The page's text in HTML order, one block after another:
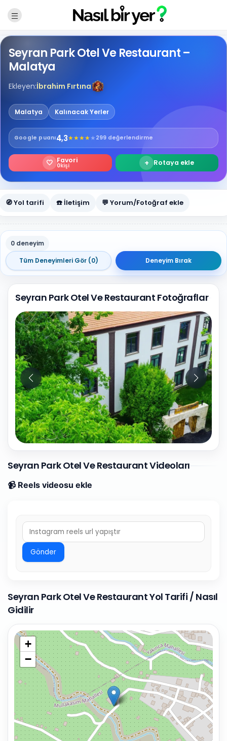
Seyran Park Otel Ve Restaurant –
Malatya
Ekleyen:İbrahim Fırtına
Malatya Kalınacak Yerler
Google puanı4,3★★★★★ 299 değerlendirme
🤍 Favori
0kişi + Rotaya ekle
🧭 Yol tarifi ☎️ İletişim 💬 Yorum/Fotoğraf ekle
0 deneyim
Tüm Deneyimleri Gör (0)
Deneyim Bırak
Seyran Park Otel Ve Restaurant Fotoğraflar
10 Fotoğraf
Seyran Park Otel Ve Restaurant Videoları
📹 Reels videosu ekle
Gönder
Seyran Park Otel Ve Restaurant Yol Tarifi / Nasıl
Gidilir
+
−